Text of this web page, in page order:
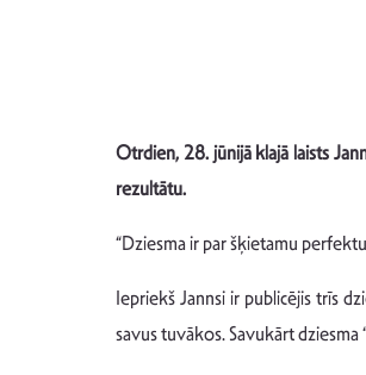
Otrdien, 28. jūnijā klajā laists
rezultātu.
“Dziesma ir par šķietamu
Iepriekš Jannsi ir publicējis trīs
savus tuvākos. Savukārt dziesma